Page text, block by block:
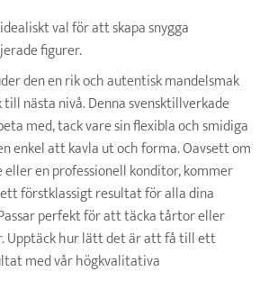
val för att skapa snygga
figurer.
den en rik och autentisk mandelsmak
nästa nivå. Denna svensktillverkade
med, tack vare sin flexibla och smidiga
enkel att kavla ut och forma. Oavsett om
en professionell konditor, kommer
förstklassigt resultat för alla dina
perfekt för att täcka tårtor eller
Upptäck hur lätt det är att få till ett
med vår högkvalitativa